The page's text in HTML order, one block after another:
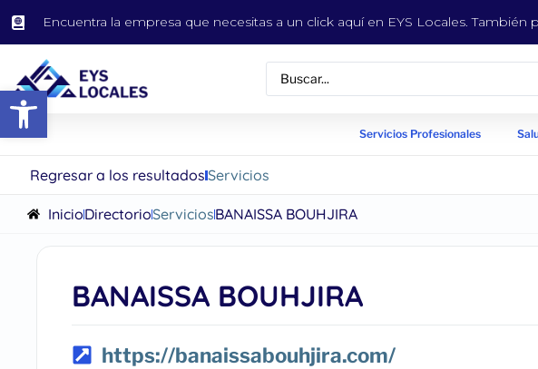
Abrir barra de herramientas
Encuentra la empresa que necesitas a un click aquí en EYS Locales.
Servicios Profesionales
Regresar a los resultadosServicios
InicioDirectorioServiciosBANAISSA BOUHJIRA
BANAISSA BOUHJIRA
https://banaissabouhjira.com/